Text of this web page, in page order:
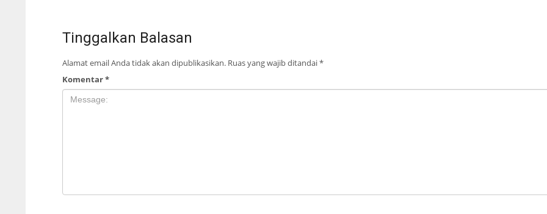
Tinggalkan Balasan
Alamat email Anda tidak akan dipublikasikan. Ruas yang wajib ditandai*
Komentar*